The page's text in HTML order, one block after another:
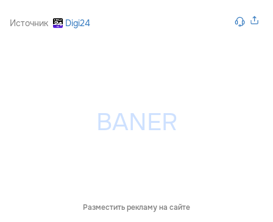
Источник Digi24
Разместить рекламу на сайте